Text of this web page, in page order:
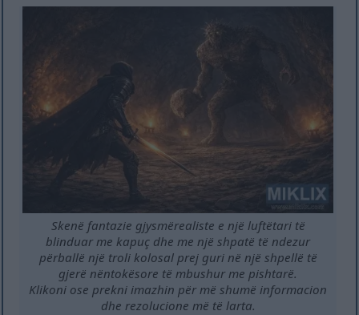
Skenë fantazie gjysmërealiste e një luftëtari të
blinduar me kapuç dhe me një shpatë të ndezur
përballë një troli kolosal prej guri në një shpellë të
gjerë nëntokësore të mbushur me pishtarë.
Klikoni ose prekni imazhin për më shumë informacion
dhe rezolucione më të larta.